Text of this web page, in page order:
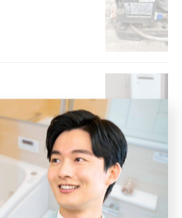
4 5